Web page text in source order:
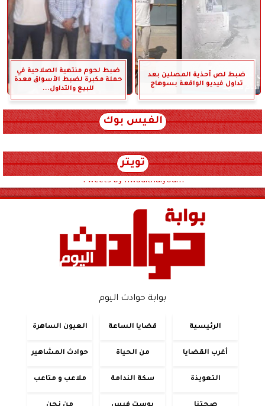
ضبط لص أحذية المصلين بعد
تداول فيديو الواقعة بسوهاج
ضبط لحوم منتهية الصلاحية في
حملة مكبرة لضبط الأسواق معدة
للبيع والتداول...
الفيس بوك
تويتر
Tweets by hwadithalyoum
بوابة حوادث اليوم
الرئيسية قضايا الساعة العيون الساهرة
أغرب القضايا من الحياة حوادث المشاهير
التعويذة سكة الندامة ملاعب و متاعب